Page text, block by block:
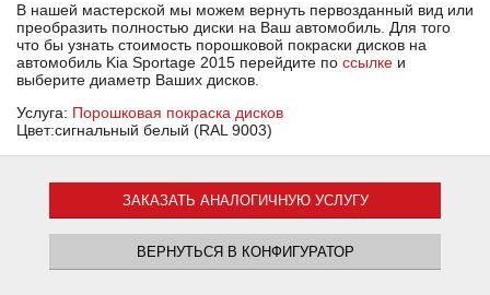
В нашей мастерской мы можем вернуть первозданный вид или
преобразить полностью диски на Ваш автомобиль. Для того
что бы узнать стоимость порошковой покраски дисков на
автомобиль Kia Sportage 2015 перейдите по ссылке и
выберите диаметр Ваших дисков.
Услуга: Порошковая покраска дисков
Цвет:сигнальный белый (RAL 9003)
ЗАКАЗАТЬ АНАЛОГИЧНУЮ УСЛУГУ
ВЕРНУТЬСЯ В КОНФИГУРАТОР